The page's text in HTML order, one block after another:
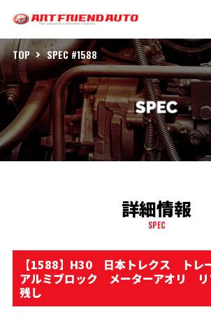
TOP SPEC #1588
詳細情報
SPEC
【1588】H30 日本トレクス トレ
アルミブロック メーターアオリ リ
残し